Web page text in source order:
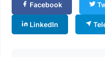
Facebook
LinkedIn